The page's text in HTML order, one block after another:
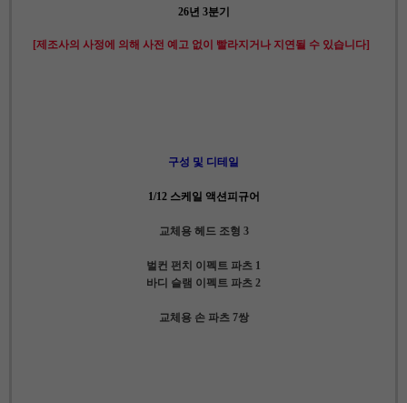
26년 3분기
[제조사의 사정에 의해 사전 예고 없이 빨라지거나 지연될 수 있습니다]
구성 및 디테일
1/12 스케일 액션피규어
교체용 헤드 조형 3
벌컨 펀치 이펙트 파츠 1
바디 슬램 이펙트 파츠 2
교체용 손 파츠 7쌍